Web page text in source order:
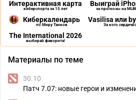
Интерактивная карта
киберспорта за 15 лет
Выиграй
за прогнозы на
Киберкалендарь
по Миру Танков
Vasilisa или
За кого
The International 2026
выбирай фаворита!
Материалы по теме
30.10
Патч 7.07: новые герои и